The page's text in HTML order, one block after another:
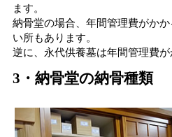
ます。
納骨堂の場合、年間管理費がか
い所もあります。
逆に、永代供養墓は年間管理費
3・納骨堂の納骨種類